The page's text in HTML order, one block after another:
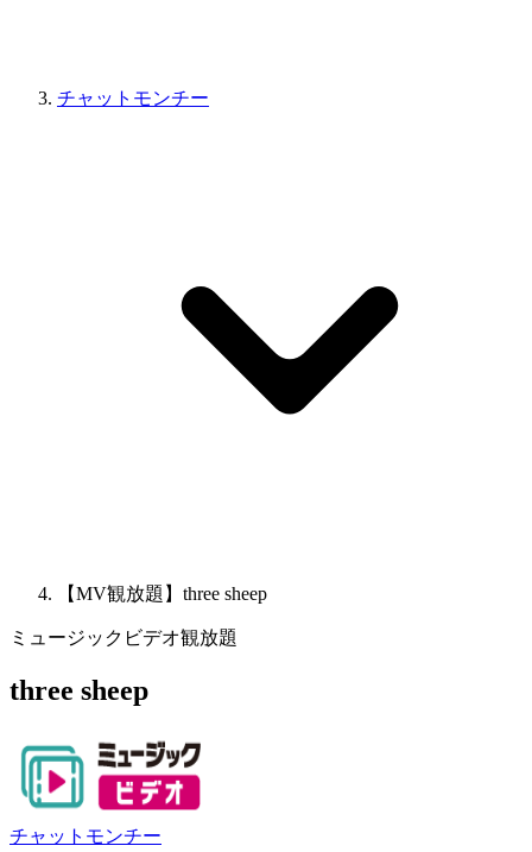
チャットモンチー
【MV観放題】three sheep
ミュージックビデオ観放題
three sheep
チャットモンチー